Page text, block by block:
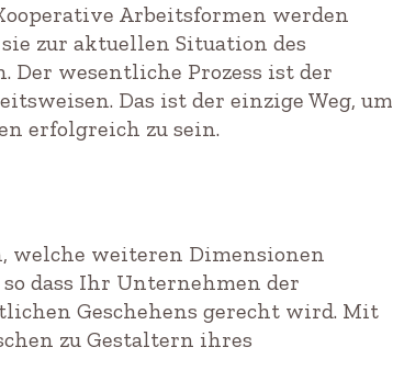
Arbeitsformen werden
zur aktuellen Situation des
Der wesentliche Prozess ist der
Das ist der einzige Weg, um
erfolgreich zu sein.
welche weiteren Dimensionen
dass Ihr Unternehmen der
Geschehens gerecht wird. Mit
zu Gestaltern ihres